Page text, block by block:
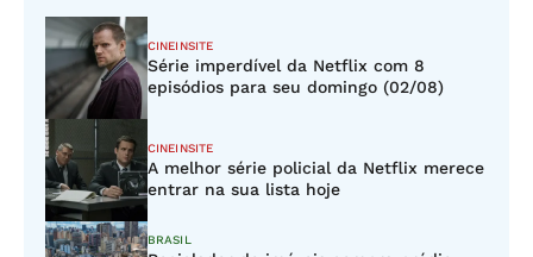
CINEINSITE
Série imperdível da Netflix com 8
episódios para seu domingo (02/08)
CINEINSITE
A melhor série policial da Netflix merece
entrar na sua lista hoje
BRASIL